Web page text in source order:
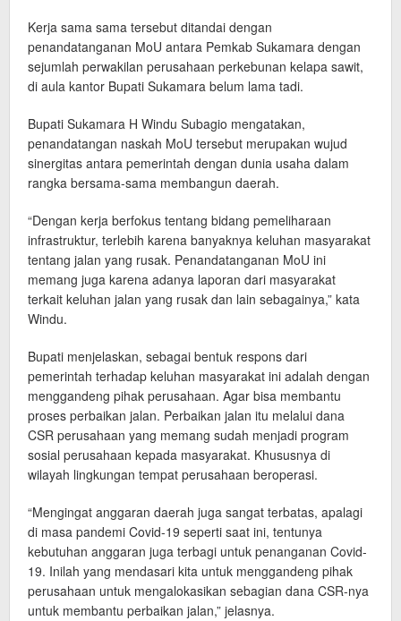
Kerja sama sama tersebut ditandai dengan
penandatanganan MoU antara Pemkab Sukamara dengan
sejumlah perwakilan perusahaan perkebunan kelapa sawit,
di aula kantor Bupati Sukamara belum lama tadi.
Bupati Sukamara H Windu Subagio mengatakan,
penandatangan naskah MoU tersebut merupakan wujud
sinergitas antara pemerintah dengan dunia usaha dalam
rangka bersama-sama membangun daerah.
“Dengan kerja berfokus tentang bidang pemeliharaan
infrastruktur, terlebih karena banyaknya keluhan masyarakat
tentang jalan yang rusak. Penandatanganan MoU ini
memang juga karena adanya laporan dari masyarakat
terkait keluhan jalan yang rusak dan lain sebagainya,” kata
Windu.
Bupati menjelaskan, sebagai bentuk respons dari
pemerintah terhadap keluhan masyarakat ini adalah dengan
menggandeng pihak perusahaan. Agar bisa membantu
proses perbaikan jalan. Perbaikan jalan itu melalui dana
CSR perusahaan yang memang sudah menjadi program
sosial perusahaan kepada masyarakat. Khususnya di
wilayah lingkungan tempat perusahaan beroperasi.
“Mengingat anggaran daerah juga sangat terbatas, apalagi
di masa pandemi Covid-19 seperti saat ini, tentunya
kebutuhan anggaran juga terbagi untuk penanganan Covid-
19. Inilah yang mendasari kita untuk menggandeng pihak
perusahaan untuk mengalokasikan sebagian dana CSR-nya
untuk membantu perbaikan jalan,” jelasnya.